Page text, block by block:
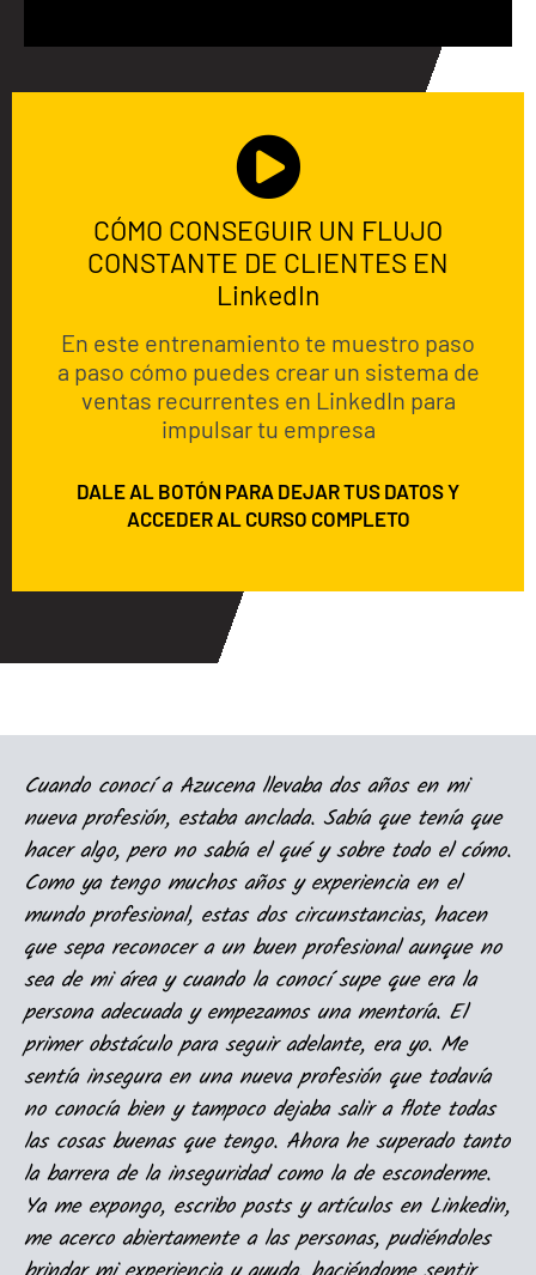
CÓMO CONSEGUIR UN FLUJO
CONSTANTE DE CLIENTES EN
LinkedIn
En este entrenamiento te muestro paso
a paso cómo puedes crear un sistema de
ventas recurrentes en LinkedIn para
impulsar tu empresa
DALE AL BOTÓN PARA DEJAR TUS DATOS Y
ACCEDER AL CURSO COMPLETO
Cuando conocí a Azucena llevaba dos años en mi
nueva profesión, estaba anclada. Sabía que tenía que
hacer algo, pero no sabía el qué y sobre todo el cómo.
Como ya tengo muchos años y experiencia en el
mundo profesional, estas dos circunstancias, hacen
que sepa reconocer a un buen profesional aunque no
sea de mi área y cuando la conocí supe que era la
persona adecuada y empezamos una mentoría. El
primer obstáculo para seguir adelante, era yo. Me
sentía insegura en una nueva profesión que todavía
no conocía bien y tampoco dejaba salir a flote todas
las cosas buenas que tengo. Ahora he superado tanto
la barrera de la inseguridad como la de esconderme.
Ya me expongo, escribo posts y artículos en Linkedin,
me acerco abiertamente a las personas, pudiéndoles